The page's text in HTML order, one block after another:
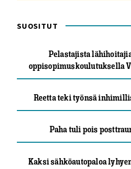
SUOSITUT
Pelastajista
oppisopimuskoulutuksella
Reetta teki työnsä
Paha tuli pois
Kaksi sähköautopaloa